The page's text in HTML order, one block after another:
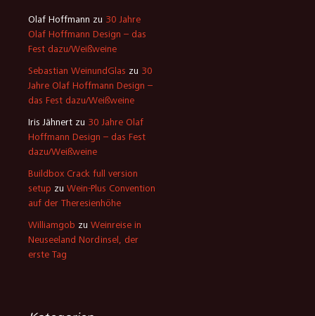
Olaf Hoffmann zu 30 Jahre
Olaf Hoffmann Design – das
Fest dazu/Weißweine
Sebastian WeinundGlas zu 30
Jahre Olaf Hoffmann Design –
das Fest dazu/Weißweine
Iris Jähnert zu 30 Jahre Olaf
Hoffmann Design – das Fest
dazu/Weißweine
Buildbox Crack full version
setup zu Wein-Plus Convention
auf der Theresienhöhe
Williamgob zu Weinreise in
Neuseeland Nordinsel, der
erste Tag